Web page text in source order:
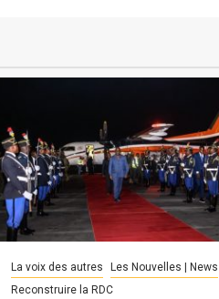
La voix des autres
Les Nouvelles | News
Reconstruire la RDC